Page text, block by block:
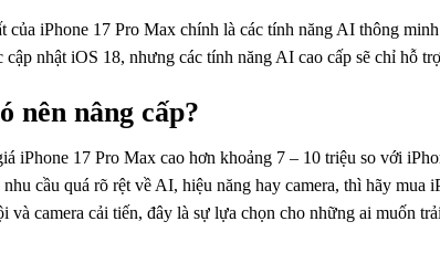
của iPhone 17 Pro Max chính là các tính năng AI thông
nhật iOS 18, nhưng các tính năng AI cao cấp sẽ chỉ hỗ
nên nâng cấp?
iPhone 17 Pro Max cao hơn khoảng 7 – 10 triệu so với
cầu quá rõ rệt về AI, hiệu năng hay camera, thì hãy
và camera cải tiến, đây là sự lựa chọn cho những ai muốn